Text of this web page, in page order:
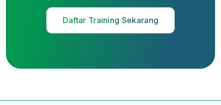
Daftar Training Sekarang